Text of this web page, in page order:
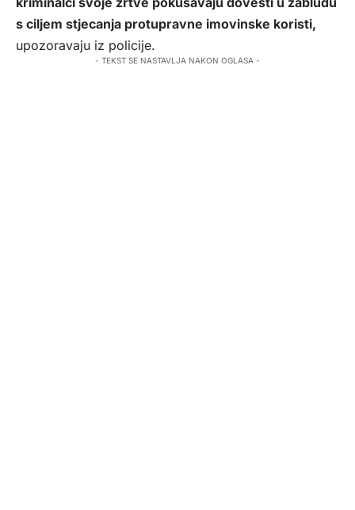
s ciljem stjecanja protupravne imovinske koristi,
upozoravaju iz policije.
- TEKST SE NASTAVLJA NAKON OGLASA -